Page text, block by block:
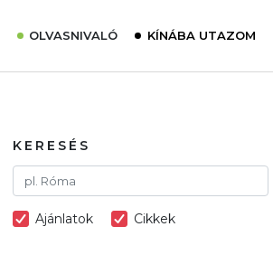
OLVASNIVALÓ
Interjú
Élménybeszámolók
KÍNÁBA UTAZOM
KERESÉS
Ajánlatok Cikkek